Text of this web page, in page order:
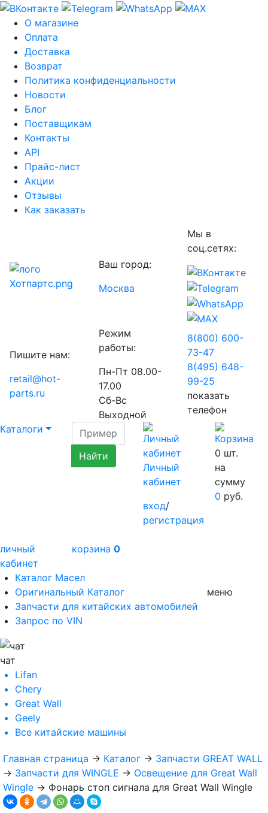
О магазине
Оплата
Доставка
Возврат
Политика конфиденциальности
Новости
Блог
Поставщикам
Контакты
API
Прайс-лист
Акции
Отзывы
Как заказать
Ваш город:
Москва
Мы в
соц.сетях:
Пишите нам:
retail@hot-
parts.ru
Режим
работы:
Пн-Пт 08.00-
17.00
Сб-Вс
Выходной
8(800) 600-
73-47
8(495) 648-
99-25
показать
телефон
Каталоги
Личный
кабинет
вход/
регистрация
0 шт.
на
сумму
0 руб.
личный
кабинет
корзина 0
Каталог Масел
Оригинальный Каталог
Запчасти для китайских автомобилей
Запрос по VIN
меню
чат
Lifan
Chery
Great Wall
Geely
Все китайские машины
Главная страница → Каталог → Запчасти GREAT WALL
→ Запчасти для WINGLE → Освещение для Great Wall
Wingle → Фонарь стоп сигнала для Great Wall Wingle